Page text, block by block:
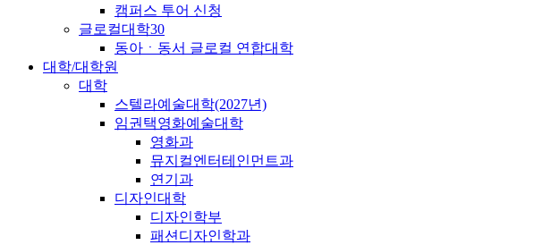
캠퍼스 투어 신청
글로컬대학30
동아ㆍ동서 글로컬 연합대학
대학/대학원
대학
스텔라예술대학(2027년)
임권택영화예술대학
영화과
뮤지컬엔터테인먼트과
연기과
디자인대학
디자인학부
패션디자인학과